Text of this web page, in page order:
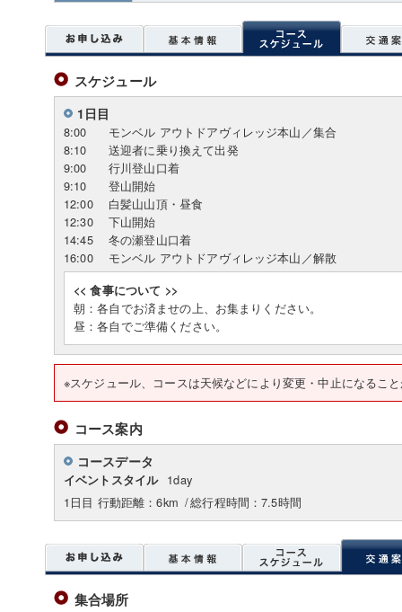
スケジュール
1日目
8:00
モンベル アウトドアヴィレッジ本山／集合
8:10
送迎者に乗り換えて出発
9:00
行川登山口着
9:10
登山開始
12:00
白髪山山頂・昼食
12:30
下山開始
14:45
冬の瀬登山口着
16:00
モンベル アウトドアヴィレッジ本山／解散
<< 食事について >>
朝：各自でお済ませの上、お集まりください。
昼：各自でご準備ください。
※スケジュール、コースは天候などにより変更・中止になるこ
コース案内
コースデータ
イベントスタイル 1day
1日目 行動距離：6km /総行程時間：7.5時間
集合場所